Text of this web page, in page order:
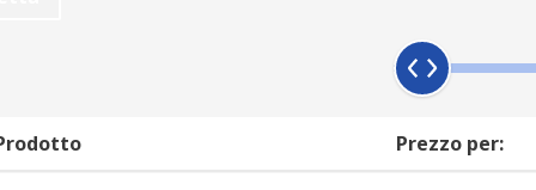
svolge un ruolo fondamentale nella protezione del
questo inizia a bruciare ad alte temperature ed il
Prezzo per: